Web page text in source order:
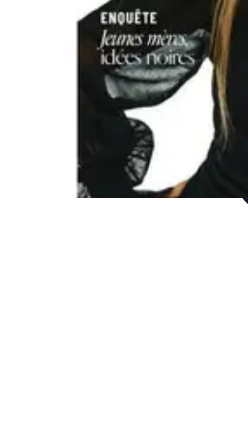
Planification et StratégieInspirationÉvaluation de Projet Écologie et Durabilité